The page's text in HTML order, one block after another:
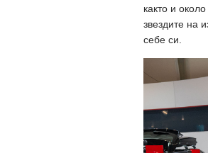
както и
звездите на
себе си.